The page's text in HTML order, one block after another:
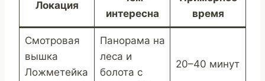
Локация
интересна
время
Смотровая
вышка
Ложметейка
Панорама на
леса и
болота с
20–40 минут